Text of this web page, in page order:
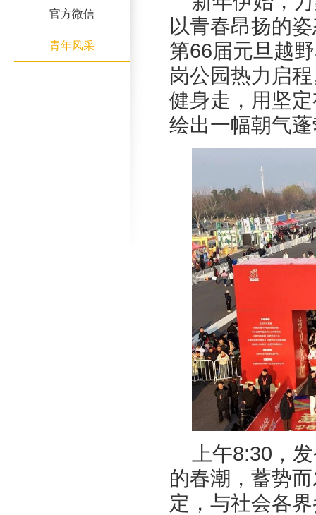
官方微信
青年风采
以青春昂扬的
第66届元旦越
岗公园热力启
健身走，用坚
绘出一幅朝气
上午8:30，
的春潮，蓄势
定，与社会各